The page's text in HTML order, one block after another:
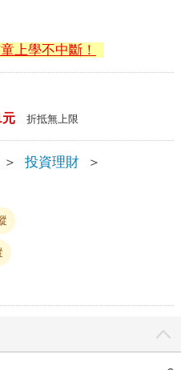
上學不中斷！
元 折抵無上限
＞ 投資理財
＞